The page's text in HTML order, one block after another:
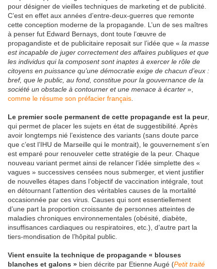
pour désigner de vieilles techniques de marketing et de publicité.
C’est en effet aux années d’entre-deux-guerres que remonte
cette conception moderne de la propagande. L’un de ses maîtres
à penser fut Edward Bernays, dont toute l’œuvre de
propagandiste et de publicitaire reposait sur l’idée que « la masse
est incapable de juger correctement des affaires publiques et que
les individus qui la composent sont inaptes à exercer le rôle de
citoyens en puissance qu’une démocratie exige de chacun d’eux :
bref, que le public, au fond, constitue pour la gouvernance de la
société un obstacle à contourner et une menace à écarter »,
comme le résume son préfacier français
Le premier socle permanent de cette propagande est la peur,
qui permet de placer les sujets en état de suggestibilité. Après
avoir longtemps nié l’existence des variants (sans doute parce
que c’est l’IHU de Marseille qui le montrait), le gouvernement s’en
est emparé pour renouveler cette stratégie de la peur. Chaque
nouveau variant permet ainsi de relancer l’idée simplette des «
vagues » successives censées nous submerger, et vient justifier
de nouvelles étapes dans l’objectif de vaccination intégrale, tout
en détournant l’attention des véritables causes de la mortalité
occasionnée par ces virus. Causes qui sont essentiellement
d’une part la proportion croissante de personnes atteintes de
maladies chroniques environnementales (obésité, diabète,
insuffisances cardiaques ou respiratoires, etc.), d’autre part la
tiers-mondisation de l’hôpital public.
Vient ensuite la technique de propagande « blouses
blanches et galons » bien décrite par Etienne Augé (Petit traité